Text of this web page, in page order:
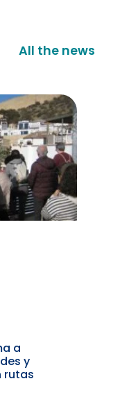
All the news
a
y
rutas